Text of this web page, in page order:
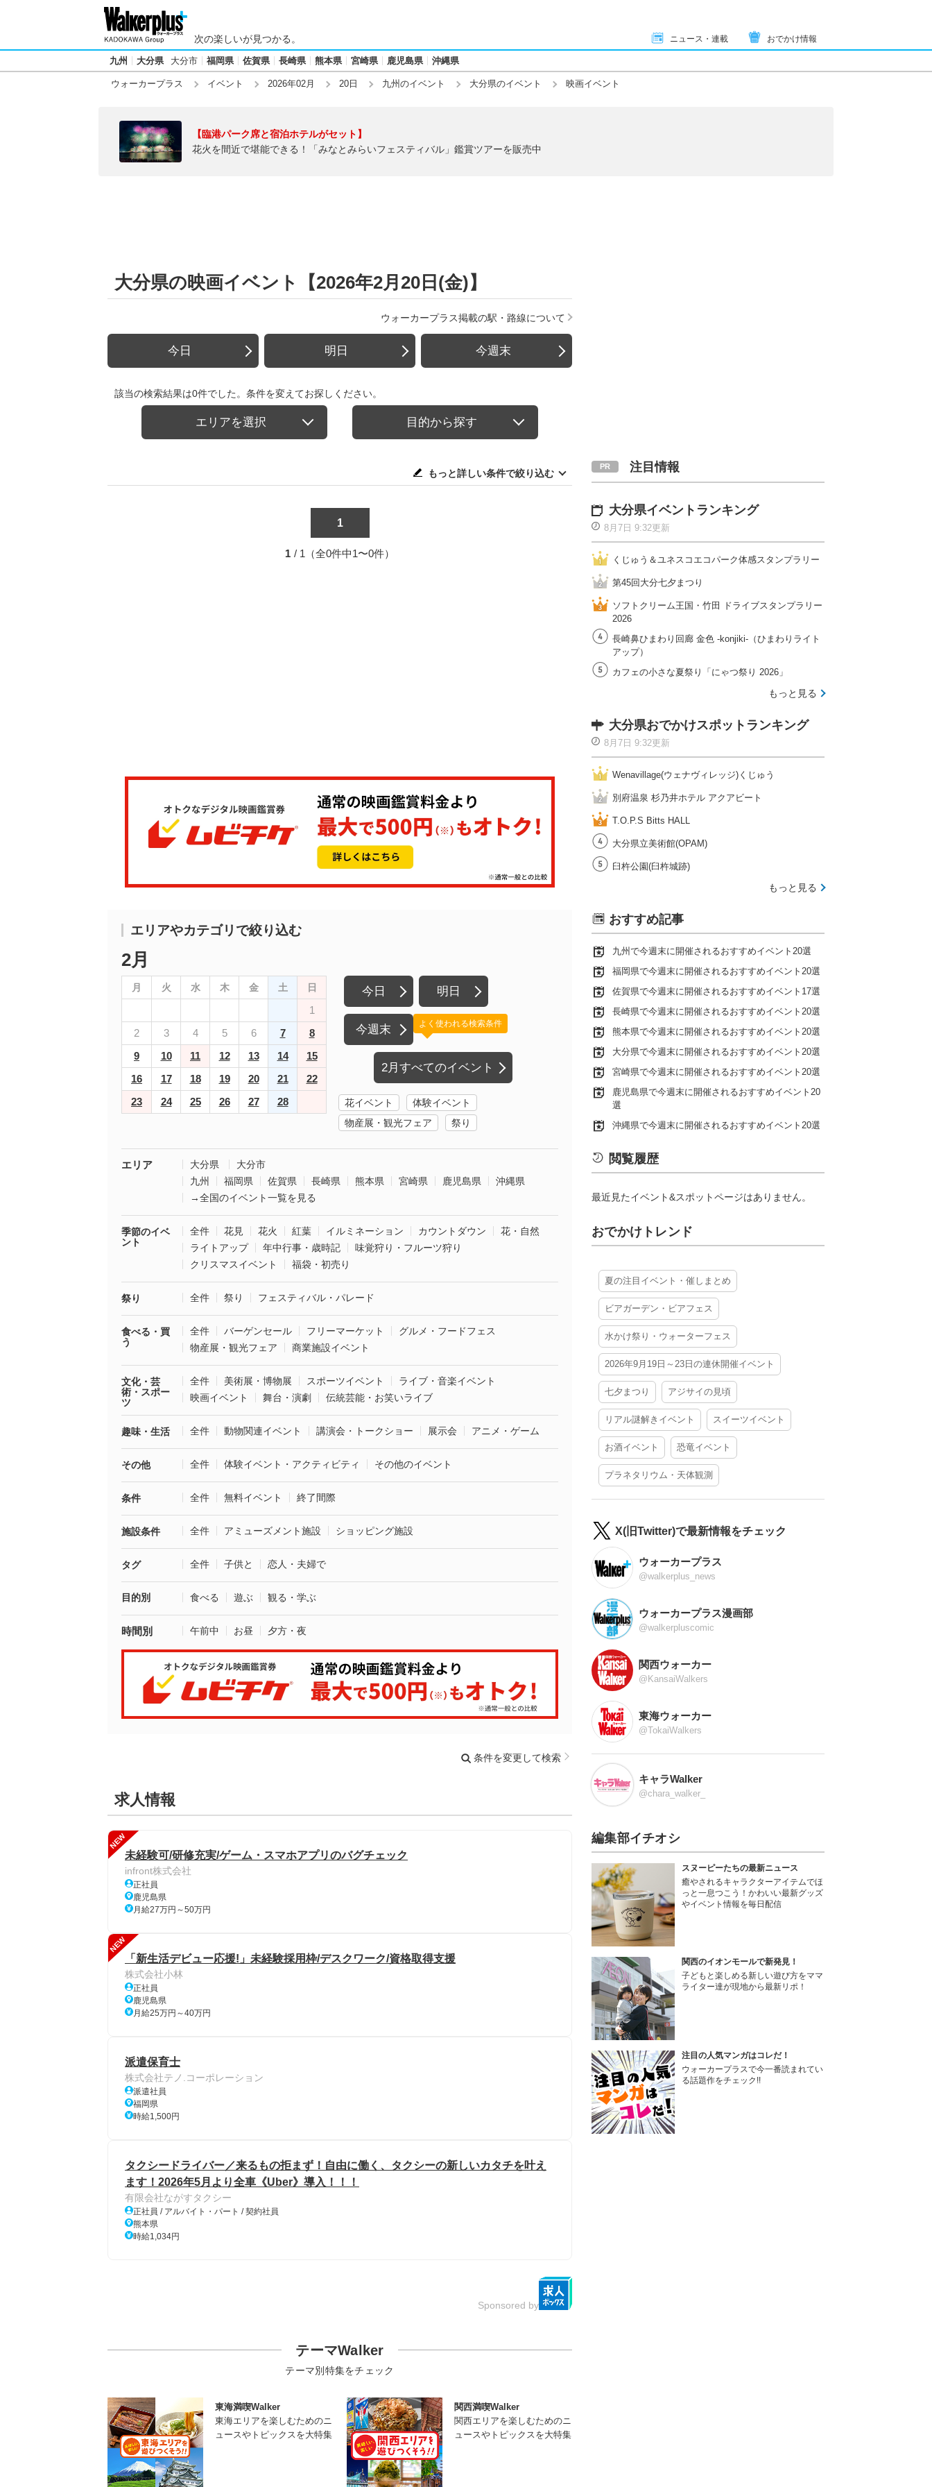
次の楽しいが見つかる。 ニュース・連載 おでかけ情報
九州 大分県 大分市 福岡県 佐賀県 長崎県 熊本県 宮崎県 鹿児島県 沖縄県
ウォーカープラス イベント 2026年02月 20日 九州のイベント 大分県のイベント 映画イベント
【臨港パーク席と宿泊ホテルがセット】
花火を間近で堪能できる！「みなとみらいフェスティバル」鑑賞ツアーを販売中
大分県の映画イベント【2026年2月20日(金)】
ウォーカープラス掲載の駅・路線について
今日 明日 今週末
該当の検索結果は0件でした。条件を変えてお探しください。
エリアを選択 目的から探す
もっと詳しい条件で絞り込む
1
1 / 1（全0件中1〜0件）
エリアやカテゴリで絞り込む
2月
月 火 水 木 金 土 日
1
2
3 4 5 6 7
8
9
10 11 12 13 14
15
16
17 18 19 20 21
22
23
24 25 26 27 28
今日 明日
今週末
2月すべてのイベント
よく使われる検索条件
花イベント
体験イベント
物産展・観光フェア
祭り
エリア 大分県
大分市
九州
福岡県 佐賀県 長崎県 熊本県 宮崎県 鹿児島県
沖縄県
→全国のイベント一覧を見る
季節のイベ
ント
全件 花見 花火 紅葉 イルミネーション カウントダウン
花・自然
ライトアップ
年中行事・歳時記
味覚狩り・フルーツ狩り
クリスマスイベント
福袋・初売り
祭り 全件 祭り フェスティバル・パレード
食べる・買
う
全件 バーゲンセール フリーマーケット
グルメ・フードフェス
物産展・観光フェア
商業施設イベント
文化・芸
術・スポー
ツ
全件 美術展・博物展 スポーツイベント
ライブ・音楽イベント
映画イベント
舞台・演劇 伝統芸能・お笑いライブ
趣味・生活 全件 動物関連イベント 講演会・トークショー 展示会 アニメ・ゲーム
その他 全件 体験イベント・アクティビティ その他のイベント
条件 全件 無料イベント 終了間際
施設条件 全件 アミューズメント施設 ショッピング施設
タグ 全件 子供と 恋人・夫婦で
目的別 食べる 遊ぶ 観る・学ぶ
時間別 午前中 お昼 夕方・夜
条件を変更して検索
求人情報
NEW
未経験可/研修充実/ゲーム・スマホアプリのバグチェック
infront株式会社
正社員
鹿児島県
月給27万円～50万円
NEW
「新生活デビュー応援!」未経験採用枠/デスクワーク/資格取得支援
株式会社小林
正社員
鹿児島県
月給25万円～40万円
派遣保育士
株式会社テノ.コーポレーション
派遣社員
福岡県
時給1,500円
タクシードライバー／来るもの拒まず！自由に働く、タクシーの新しいカタチを叶え
ます！2026年5月より全車《Uber》導入！！！
有限会社ながすタクシー
正社員 / アルバイト・パート / 契約社員
熊本県
時給1,034円
Sponsored by
テーマWalker
テーマ別特集をチェック
東海満喫Walker
東海エリアを楽しむためのニ
ュースやトピックスを大特集
関西満喫Walker
関西エリアを楽しむためのニ
ュースやトピックスを大特集
注目情報
大分県イベントランキング
8月7日 9:32更新
くじゅう＆ユネスコエコパーク体感スタンプラリー
第45回大分七夕まつり
ソフトクリーム王国・竹田 ドライブスタンプラリー
2026
長崎鼻ひまわり回廊 金色 -konjiki-（ひまわりライト
アップ）
カフェの小さな夏祭り「にゃつ祭り 2026」
もっと見る
大分県おでかけスポットランキング
8月7日 9:32更新
Wenavillage(ウェナヴィレッジ)くじゅう
別府温泉 杉乃井ホテル アクアビート
T.O.P.S Bitts HALL
大分県立美術館(OPAM)
臼杵公園(臼杵城跡)
もっと見る
おすすめ記事
九州で今週末に開催されるおすすめイベント20選
福岡県で今週末に開催されるおすすめイベント20選
佐賀県で今週末に開催されるおすすめイベント17選
長崎県で今週末に開催されるおすすめイベント20選
熊本県で今週末に開催されるおすすめイベント20選
大分県で今週末に開催されるおすすめイベント20選
宮崎県で今週末に開催されるおすすめイベント20選
鹿児島県で今週末に開催されるおすすめイベント20
選
沖縄県で今週末に開催されるおすすめイベント20選
閲覧履歴
最近見たイベント&スポットページはありません。
おでかけトレンド
夏の注目イベント・催しまとめ
ビアガーデン・ビアフェス
水かけ祭り・ウォーターフェス
2026年9月19日～23日の連休開催イベント
七夕まつり アジサイの見頃
リアル謎解きイベント スイーツイベント
お酒イベント 恐竜イベント
プラネタリウム・天体観測
X(旧Twitter)で最新情報をチェック
ウォーカープラス
@walkerplus_news
ウォーカープラス漫画部
@walkerpluscomic
関西ウォーカー
@KansaiWalkers
東海ウォーカー
@TokaiWalkers
キャラWalker
@chara_walker_
編集部イチオシ
スヌーピーたちの最新ニュース
癒やされるキャラクターアイテムでほ
っと一息つこう！かわいい最新グッズ
やイベント情報を毎日配信
関西のイオンモールで新発見！
子どもと楽しめる新しい遊び方をママ
ライター達が現地から最新リポ！
注目の人気マンガはコレだ！
ウォーカープラスで今一番読まれてい
る話題作をチェック!!